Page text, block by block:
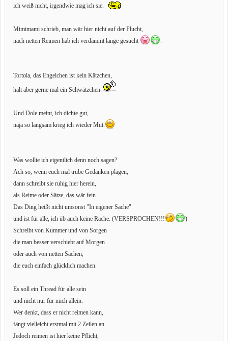
ich weiß nicht, irgendwie mag ich sie.
Mimimami schrieb, man wär hier nicht auf der Flucht,
nach netten Reimen hab ich verdammt lange gesucht
.
Tortola, das Engelchen ist kein Kätzchen,
hält aber gerne mal ein Schwätzchen.
Und Dole meint, ich dichte gut,
naja so langsam krieg ich wieder Mut.
Was wollte ich eigentlich denn noch sagen?
Ach so, wenn euch mal trübe Gedanken plagen,
dann schreibt sie ruhig hier herein,
als Reime oder Sätze, das wär fein.
Das Ding heißt nicht umsonst "In eigener Sache"
und ist für alle, ich üb auch keine Rache. (VERSPROCHEN!!!
)
Schreibt von Kummer und von Sorgen
die man besser verschiebt auf Morgen
oder auch von netten Sachen,
die euch einfach glücklich machen.
Es soll ein Thread für alle sein
und nicht nur für mich allein.
Wer denkt, dass er nicht reimen kann,
fängt vielleicht erstmal mit 2 Zeilen an.
Jedoch reimen ist hier keine Pflicht,